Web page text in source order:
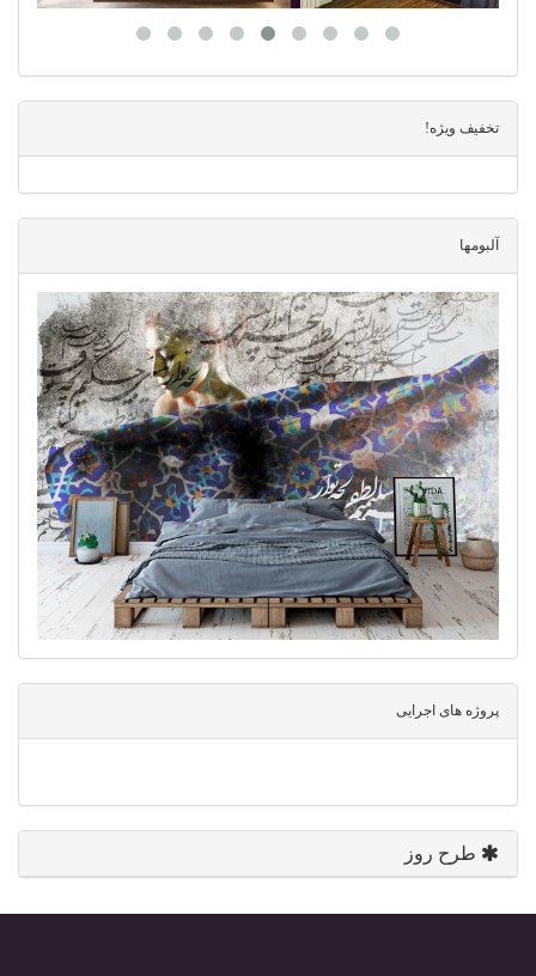
تخفیف ویژه!
آلبومها
پروژه های اجرایی
طرح روز